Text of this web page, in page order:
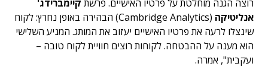
רוצה הגנה מוחלטת על פרטיו האישיים. פרשת קיימברידג'
אנליטיקה
(Cambridge Analytics) הבהירה באופן נחרץ: לקוח
שינצלו לרעה את פרטיו האישיים יעזוב את המותג. המניע השלישי
הוא מענה על ההבטחה. לקוחות רוצים חוויית לקוח טובה –
ועקבית", אמרה.